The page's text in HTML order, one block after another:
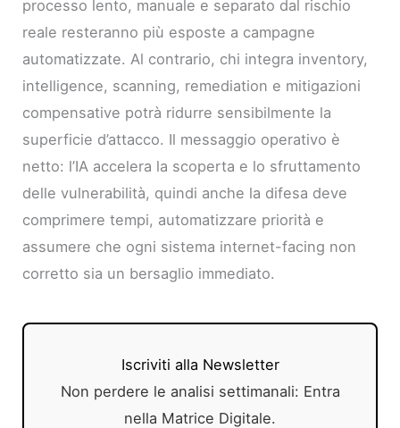
processo lento, manuale e separato dal rischio
reale resteranno più esposte a campagne
automatizzate. Al contrario, chi integra inventory,
intelligence, scanning, remediation e mitigazioni
compensative potrà ridurre sensibilmente la
superficie d’attacco. Il messaggio operativo è
netto: l’IA accelera la scoperta e lo sfruttamento
delle vulnerabilità, quindi anche la difesa deve
comprimere tempi, automatizzare priorità e
assumere che ogni sistema internet-facing non
corretto sia un bersaglio immediato.
Iscriviti alla Newsletter
Non perdere le analisi settimanali: Entra
nella Matrice Digitale.